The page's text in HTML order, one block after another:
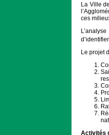
La Ville
ces
Le projet
Activités